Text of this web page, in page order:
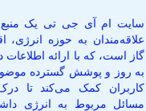
سایت ام آی جی تی یک منبع
علاقه‌مندان به حوزه انرژی،
گاز است، که با ارائه اطلاعات
به روز و پوشش گسترده
کاربران کمک می‌کند تا
مسائل مربوط به انرژی